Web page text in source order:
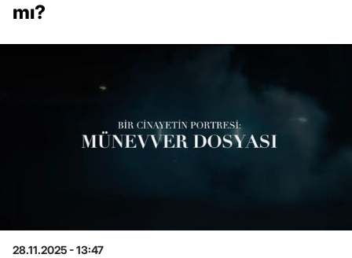
mı?
28.11.2025 - 13:47